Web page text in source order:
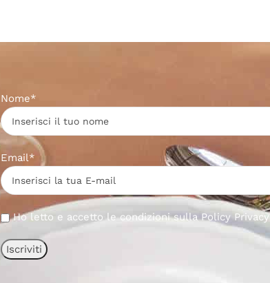
Nome*
Email*
Ho letto e accetto le condizioni sullaPolicy Privacy